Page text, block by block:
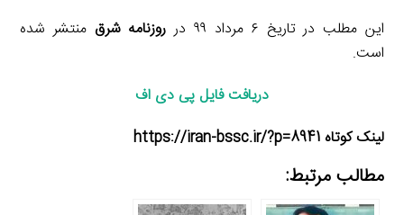
این مطلب در تاریخ ۶ مرداد ۹۹ در
روزنامه شرق منتشر شده
است.
دریافت فایل پی دی اف
لینک کوتاه https://iran-bssc.ir/?p=8941
مطالب مرتبط: